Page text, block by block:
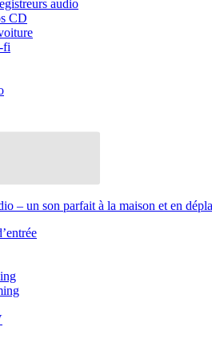
audio
CD
fi
– un son parfait à la maison et en